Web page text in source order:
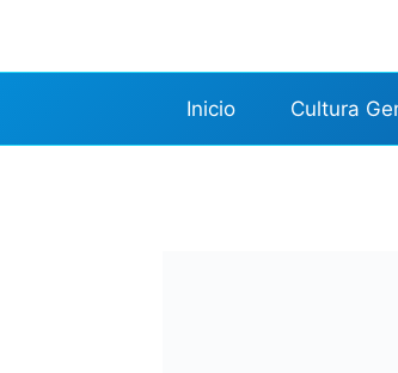
contenido
Inicio Cultura